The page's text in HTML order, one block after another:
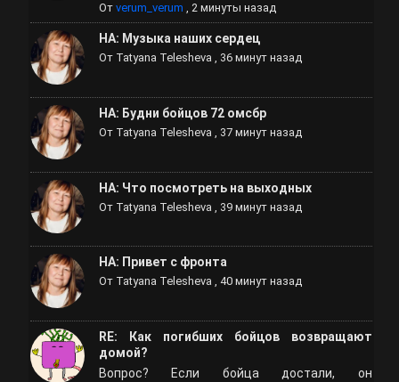
От verum_verum , 2 минуты назад
НА: Музыка наших сердец
От Tatyana Telesheva , 36 минут назад
НА: Будни бойцов 72 омсбр
От Tatyana Telesheva 37 минут назад
НА: Что посмотреть на выходных
От Tatyana Telesheva 39 минут назад
НА: Привет с фронта
От Tatyana Telesheva , 40 минут назад
RE: Как погибших бойцов возвращают
домой?
Вопрос? Если бойца достали, он